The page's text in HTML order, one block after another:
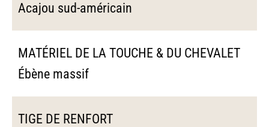
Acajou sud-américain
MATÉRIEL DE LA TOUCHE & DU CHEVALET
Ébène massif
TIGE DE RENFORT